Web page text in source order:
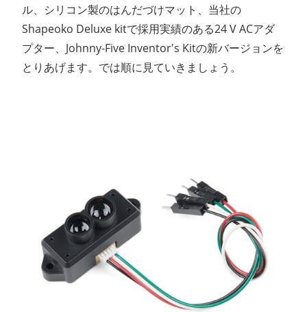
ル、シリコン製のはんだづけマット、当社の
Shapeoko Deluxe kitで採用実績のある24 V ACアダ
プター、Johnny-Five Inventor's Kitの新バージョンを
とりあげます。では順に見ていきましょう。